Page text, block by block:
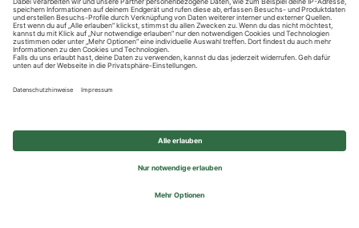
Impressum
Privatsphäre-Einstellungen
© 2026 REWE Group - All rights reserved